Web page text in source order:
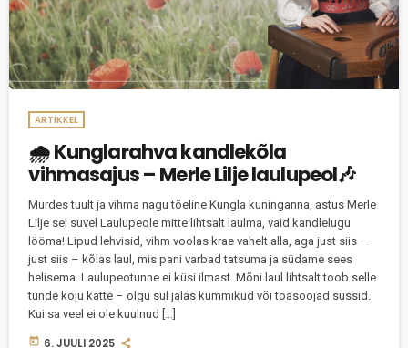
ARTIKKEL
🌧️ Kunglarahva kandlekõla
vihmasajus – Merle Lilje laulupeol🎶
Murdes tuult ja vihma nagu tõeline Kungla kuninganna, astus Merle
Lilje sel suvel Laulupeole mitte lihtsalt laulma, vaid kandlelugu
lööma! Lipud lehvisid, vihm voolas krae vahelt alla, aga just siis –
just siis – kõlas laul, mis pani varbad tatsuma ja südame sees
helisema. Laulupeotunne ei küsi ilmast. Mõni laul lihtsalt toob selle
tunde koju kätte – olgu sul jalas kummikud või toasoojad sussid.
Kui sa veel ei ole kuulnud […]
today 6. JUULI 2025